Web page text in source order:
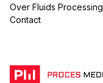
Over Fluids Processing
Contact